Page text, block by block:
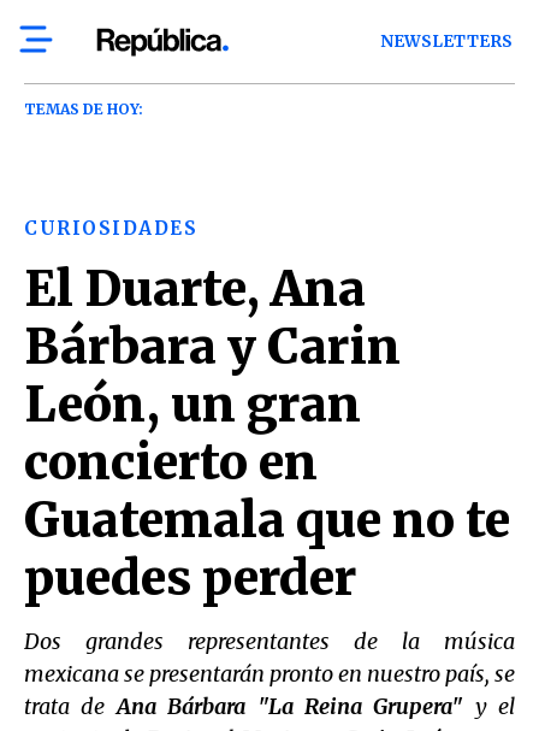
NEWSLETTERS
TEMAS DE HOY:
CURIOSIDADES
El Duarte, Ana
Bárbara y Carin
León, un gran
concierto en
Guatemala que no te
puedes perder
Dos grandes representantes de la música
mexicana se presentarán pronto en nuestro país, se
trata deAna Bárbara "La Reina Grupera" y el